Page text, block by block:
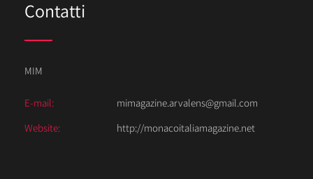
Contatti
MIM
E-mail:
mimagazine.arvalens@gmail.com
Website:
http://monacoitaliamagazine.net